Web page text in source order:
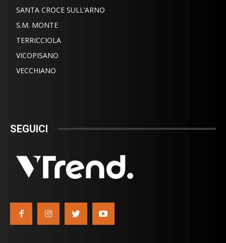
SANTA CROCE SULL’ARNO
S.M. MONTE
TERRICCIOLA
VICOPISANO
VECCHIANO
SEGUICI